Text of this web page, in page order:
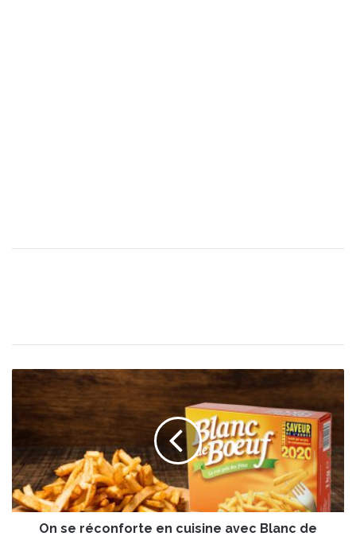
é
c
o
n
On se réconforte en cuisine avec Blanc de